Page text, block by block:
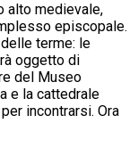
alto medievale,
episcopale.
terme: le
oggetto di
del Museo
e la cattedrale
incontrarsi. Ora